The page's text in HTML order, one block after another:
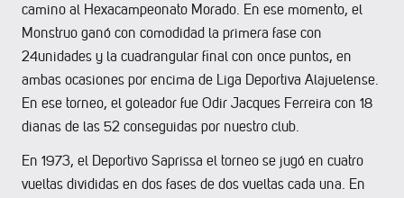
camino al Hexacampeonato Morado. En ese momento, el
Monstruo ganó con comodidad la primera fase con
24unidades y la cuadrangular final con once puntos, en
ambas ocasiones por encima de Liga Deportiva Alajuelense.
En ese torneo, el goleador fue Odir Jacques Ferreira con 18
dianas de las 52 conseguidas por nuestro club.
En 1973, el Deportivo Saprissa el torneo se jugó en cuatro
vueltas divididas en dos fases de dos vueltas cada una. En